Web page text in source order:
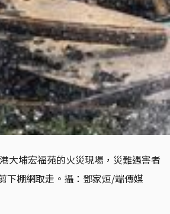
大埔宏福苑的火災現場，災難遇害者
下棚網取走。攝：鄧家烜/端傳媒